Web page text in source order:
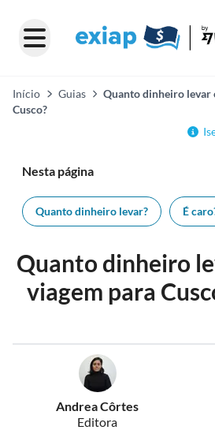
Início Guias
Quanto dinheiro levar
Cusco?
Nesta página
Quanto dinheiro levar? É
Quanto dinheiro
viagem para
Andrea Côrtes
Editora